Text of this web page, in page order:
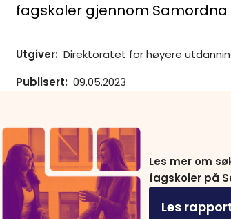
fagskoler gjennom
Utgiver: Direktoratet for høyere
Publisert: 09.05.2023
Les mer om
fagskoler på
Les